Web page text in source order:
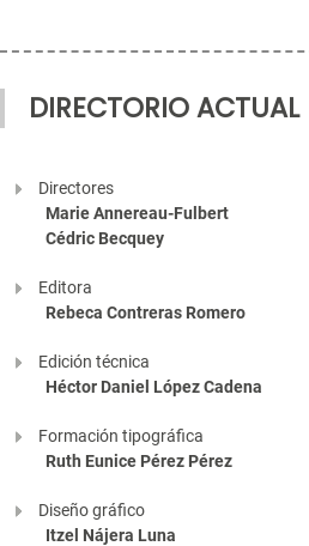
DIRECTORIO ACTUAL
Directores
Marie Annereau-Fulbert
Cédric Becquey
Editora
Rebeca Contreras Romero
Edición técnica
Héctor Daniel López Cadena
Formación tipográfica
Ruth Eunice Pérez Pérez
Diseño gráfico
Itzel Nájera Luna